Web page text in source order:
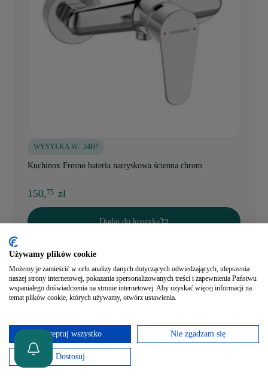
WYSYŁKA W: 24H!
Kuchinox Fresno bateria natryskowa ścienna chrom
150,75 zł
Dodaj do koszyka
Używamy plików cookie
Możemy je zamieścić w celu analizy danych dotyczących odwiedzających, ulepszenia
naszej strony internetowej, pokazania spersonalizowanych treści i zapewnienia Państwu
wspaniałego doświadczenia na stronie internetowej. Aby uzyskać więcej informacji na
temat plików cookie, których używamy, otwórz ustawienia.
Akceptuj wszystko Nie zgadzam się
Dostosuj